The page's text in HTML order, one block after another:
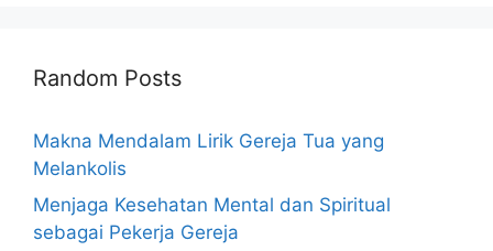
Random Posts
Makna Mendalam Lirik Gereja Tua yang
Melankolis
Menjaga Kesehatan Mental dan Spiritual
sebagai Pekerja Gereja